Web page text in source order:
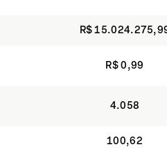
R$
R$ 0,99
4.058
100,62